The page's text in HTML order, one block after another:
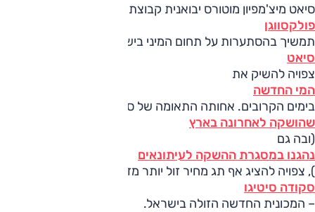
סיאט מיצ'מפיון מוטורס יבואנית קבוצת
פולקסווגן
תמשיך בהסתערות על תחום המיני בישראל, כאשר חטיבת
סיאט
צפויה להשיק את
המי החדשה
בימים הקרובים. אחותה התאומה של סקודה סיטיגו
שהושקה לאחרונה בארץ
(ובה גם
נהגנו במסגרת ההשקה לעיתונאים
), צפויה להציג אף תג מחיר זול יותר מזה של
סקודה סיטיגו
– המכונית החדשה הזולה בישראל.